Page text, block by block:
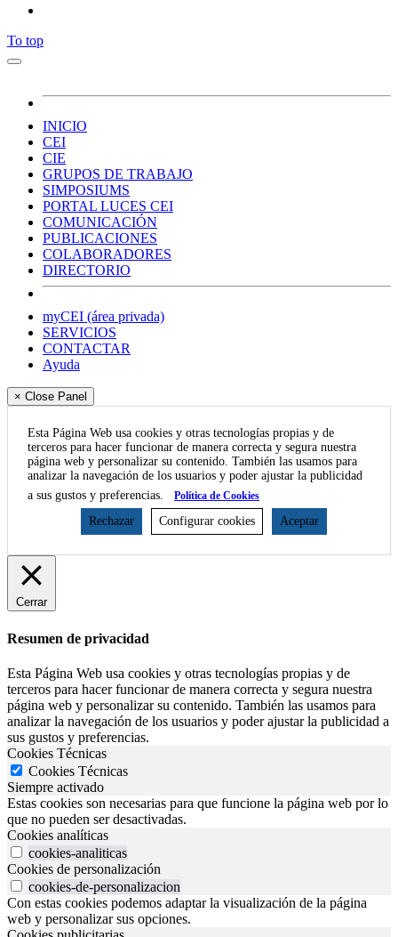
To top
INICIO
CEI
CIE
GRUPOS DE TRABAJO
SIMPOSIUMS
PORTAL LUCES CEI
COMUNICACIÓN
PUBLICACIONES
COLABORADORES
DIRECTORIO
myCEI (área privada)
SERVICIOS
CONTACTAR
Ayuda
× Close Panel
Esta Página Web usa cookies y otras tecnologías propias y de
terceros para hacer funcionar de manera correcta y segura nuestra
página web y personalizar su contenido. También las usamos para
analizar la navegación de los usuarios y poder ajustar la publicidad
a sus gustos y preferencias.
Política de Cookies
Rechazar Configurar cookies Aceptar
Cerrar
Resumen de privacidad
Esta Página Web usa cookies y otras tecnologías propias y de
terceros para hacer funcionar de manera correcta y segura nuestra
página web y personalizar su contenido. También las usamos para
analizar la navegación de los usuarios y poder ajustar la publicidad a
sus gustos y preferencias.
Cookies Técnicas
Cookies Técnicas
Siempre activado
Estas cookies son necesarias para que funcione la página web por lo
que no pueden ser desactivadas.
Cookies analíticas
cookies-analiticas
Cookies de personalización
cookies-de-personalizacion
Con estas cookies podemos adaptar la visualización de la página
web y personalizar sus opciones.